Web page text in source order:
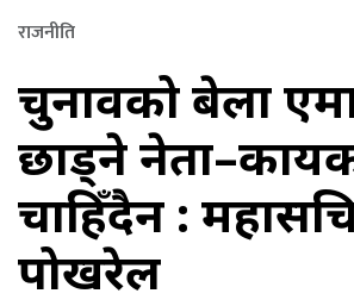
राजनीति
चुनावको बेला
छाड्ने
चाहिँदैन :
पोखरेल